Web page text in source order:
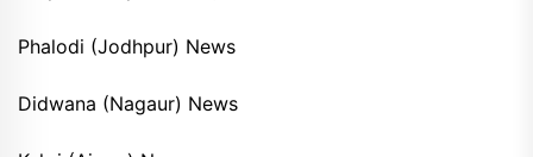
Phalodi (Jodhpur) News
Didwana (Nagaur) News